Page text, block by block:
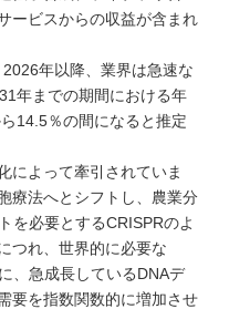
ービスからの収益が含まれ
年以降、業界は急速な
年までの期間における年
14.5％の間になると推定
によって牽引されていま
療法へとシフトし、農業分
を必要とするCRISPRのよ
つれ、世界的に必要な
、急成長しているDNAデ
要を指数関数的に増加させ